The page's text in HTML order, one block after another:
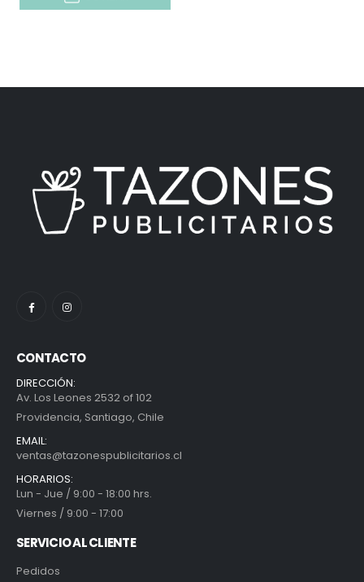
CONTACTO
DIRECCIÓN:
Av. Los Leones 2532 of 102
Providencia, Santiago, Chile
EMAIL:
ventas@tazonespublicitarios.cl
HORARIOS:
Lun - Jue / 9:00 - 18:00 hrs.
Viernes / 9:00 - 17:00
SERVICIO AL CLIENTE
Pedidos